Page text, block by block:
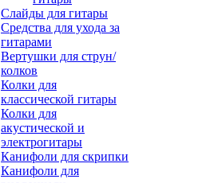
Слайды для гитары
Средства для ухода за
гитарами
Вертушки для струн/
колков
Колки для
классической гитары
Колки для
акустической и
электрогитары
Канифоли для скрипки
Канифоли для